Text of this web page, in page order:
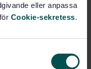
eller anpassa
Cookie-sekretess.
- Läs mer